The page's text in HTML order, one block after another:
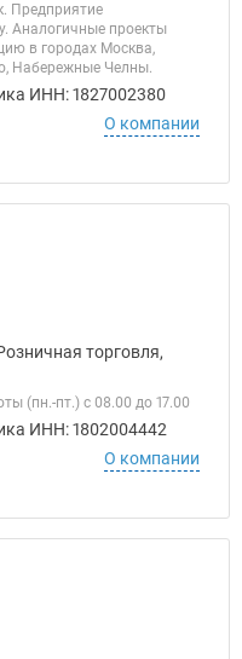
Предприятие
Аналогичные проекты
в городах Москва,
Набережные Челны.
ИНН: 1827002380
О компании
торговля,
(пн.-пт.) с 08.00 до 17.00
ИНН: 1802004442
О компании